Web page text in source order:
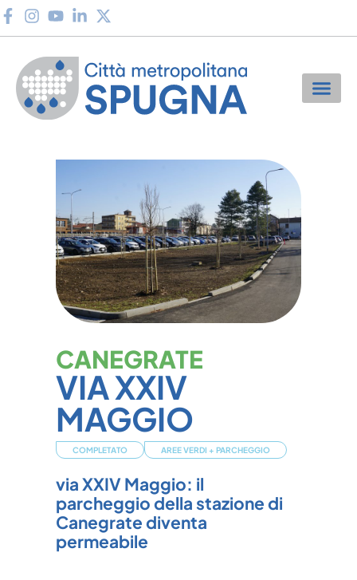
CANEGRATE
VIA XXIV
MAGGIO
COMPLETATO AREE VERDI + PARCHEGGIO
via XXIV Maggio: il
parcheggio della stazione di
Canegrate diventa
permeabile